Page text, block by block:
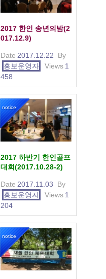
2017 한인 송년의밤(2
017.12.9)
Date 2017.12.22
By
홍보운영자
Views 1
458
notice
2017 하반기 한인골프
대회(2017.10.28-2)
Date 2017.11.03
By
홍보운영자
Views 1
204
notice